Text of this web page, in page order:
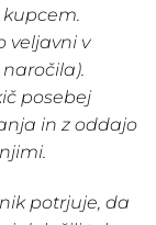
veljavni v
posebej
in z oddajo
potrjuje, da